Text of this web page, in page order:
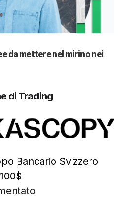
da mettere nel mirino nei
di Trading
Bancario Svizzero
100$